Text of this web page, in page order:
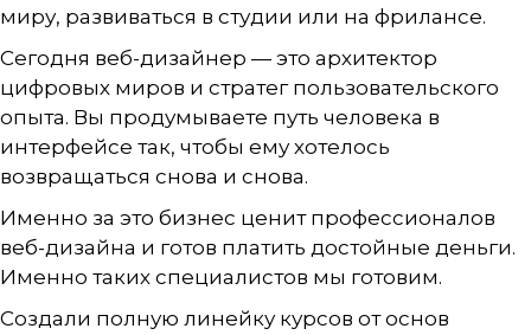
миру, развиваться в студии или на фрилансе.
Сегодня веб-дизайнер — это архитектор
цифровых миров и стратег пользовательского
опыта. Вы продумываете путь человека в
интерфейсе так, чтобы ему хотелось
возвращаться снова и снова.
Именно за это бизнес ценит профессионалов
веб-дизайна и готов платить достойные деньги.
Именно таких специалистов мы готовим.
Создали полную линейку курсов от основ